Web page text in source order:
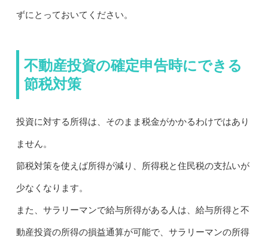
ずにとっておいてください。
不動産投資の確定申告時にできる
節税対策
投資に対する所得は、そのまま税金がかかるわけではあり
ません。
節税対策を使えば所得が減り、所得税と住民税の支払いが
少なくなります。
また、サラリーマンで給与所得がある人は、給与所得と不
動産投資の所得の損益通算が可能で、サラリーマンの所得